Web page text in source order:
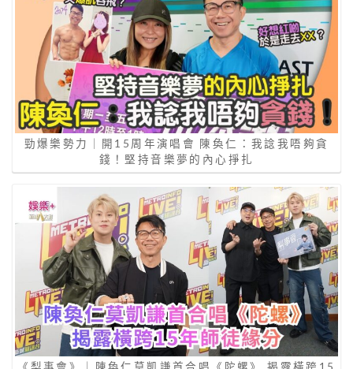
勁爆樂勢力｜開15周年演唱會 陳奐仁：我諗我唔夠貪
錢！堅持音樂夢的內心掙扎